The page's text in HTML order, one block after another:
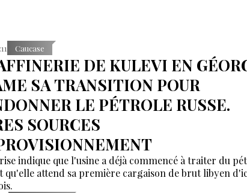
Caucase
DE KULEVI EN
SA TRANSITION POUR
LE PÉTROLE RUSSE.
SOURCES
indique que l'usine a déjà commencé à traiter du
qu'elle attend sa première cargaison de brut libyen